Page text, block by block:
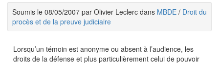
Soumis le 08/05/2007 par Olivier Leclerc dans MBDE / Droit du
procès et de la preuve judiciaire
Lorsqu’un témoin est anonyme ou absent à l’audience, les
droits de la défense et plus particulièrement celui de pouvoir